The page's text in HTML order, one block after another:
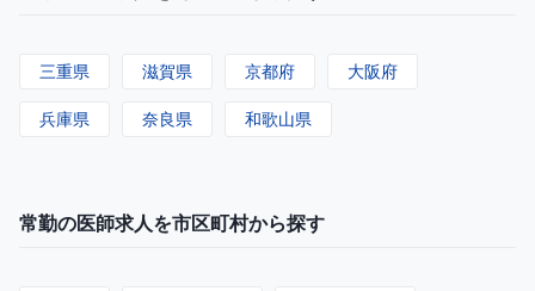
三重県 滋賀県 京都府 大阪府
兵庫県 奈良県 和歌山県
常勤の医師求人を市区町村から探す